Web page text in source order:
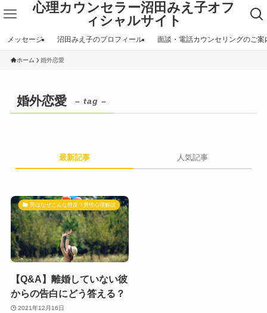
心理カウンセラー沼田みえ子オフ
ィシャルサイト
メッセージ 沼田みえ子のプロフィール 面談・電話カウンセリングのご案
ホーム 婚外恋愛
婚外恋愛 – tag –
最新記事 人気記事
男はなぜこんな態度？男性心理解説
【Q&A】離婚していない彼
からの告白にどう答える？
2021年12月16日